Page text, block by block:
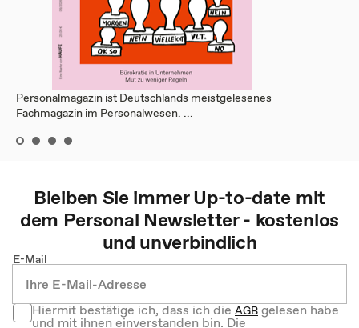
Personalmagazin ist Deutschlands meistgelesenes
Fachmagazin im Personalwesen. ...
Bleiben Sie immer Up-to-date mit
dem Personal Newsletter - kostenlos
und unverbindlich
E-Mail
Hiermit bestätige ich, dass ich dieAGBgelesen habe
und mit ihnen einverstanden bin. Die